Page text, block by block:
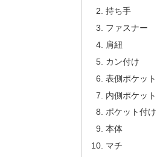
持ち手
ファスナー
肩紐
カン付け
表側ポケット
内側ポケット
ポケット付け
本体
マチ